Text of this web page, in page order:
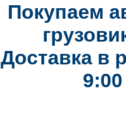
Покупаем
Доставка в